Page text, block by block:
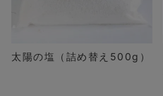
太陽の塩（詰め替え500g）